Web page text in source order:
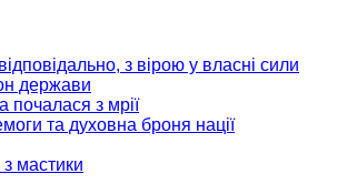
з вірою у власні сили
держави
почалася з мрії
та духовна броня нації
мастики